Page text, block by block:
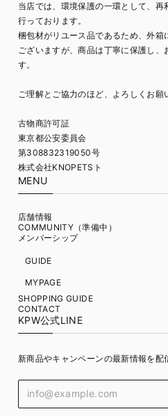
当店では、環境保護の一環として、
行っております。
梱包材がリユース品であるため、外
ございますが、商品は丁寧に保護し、
す。
ご理解とご協力のほど、よろしくお願
古物商許可証
東京都公安委員会
第308832319050号
株式会社KNOPETSト
MENU
店舗情報
COMMUNITY（準備中）
メンバーシップ
GUIDE
MYPAGE
SHOPPING GUIDE
CONTACT
KPW公式LINE
新商品やキャンペーンの最新情報を配